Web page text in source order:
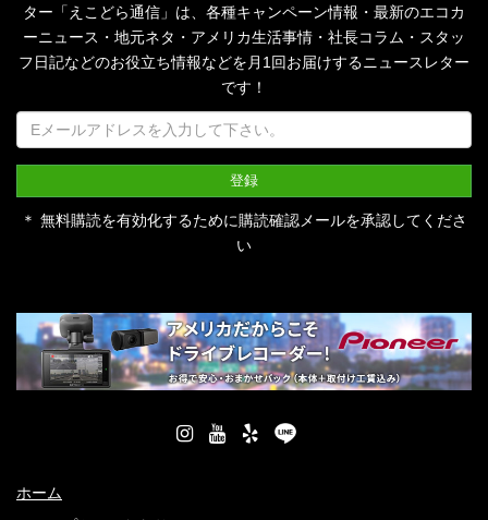
ター「えこどら通信」は、 各種キャンペーン情報・最新のエコカ
ーニュース・地元ネタ・アメリカ生活事情・社長コラム・ スタッ
フ日記などのお役立ち情報などを月1回お届けするニュースレター
です！
＊ 無料購読を有効化するために購読確認メールを承認してくださ
い
ホーム